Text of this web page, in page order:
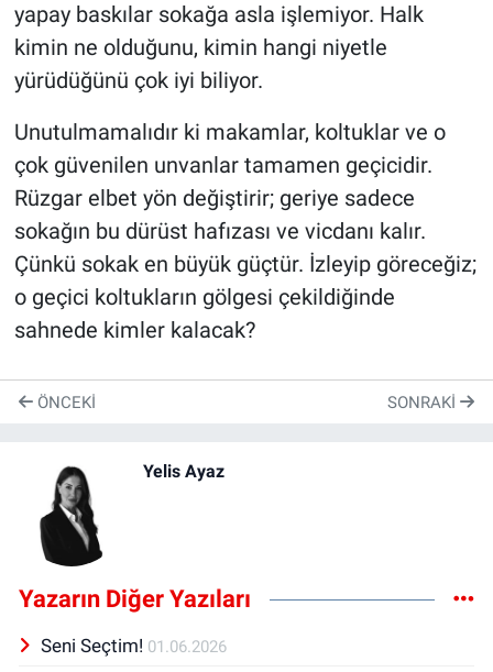
yapay baskılar sokağa asla işlemiyor. Halk
kimin ne olduğunu, kimin hangi niyetle
yürüdüğünü çok iyi biliyor.
Unutulmamalıdır ki makamlar, koltuklar ve o
çok güvenilen unvanlar tamamen geçicidir.
Rüzgar elbet yön değiştirir; geriye sadece
sokağın bu dürüst hafızası ve vicdanı kalır.
Çünkü sokak en büyük güçtür. İzleyip göreceğiz;
o geçici koltukların gölgesi çekildiğinde
sahnede kimler kalacak?
ÖNCEKI SONRAKI
Yelis Ayaz
Yazarın Diğer Yazıları
Seni Seçtim! 01.06.2026